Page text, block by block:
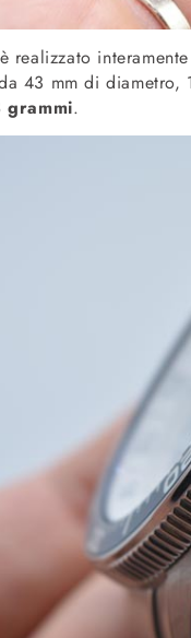
realizzato
43 mm di diametro,
grammi.